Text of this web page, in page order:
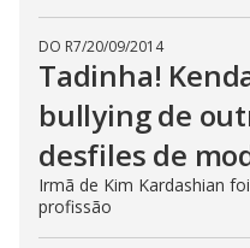
DO R7/20/09/2014
Tadinha!
bullying de
desfiles de
Irmã de Kim Kardashian
profissão